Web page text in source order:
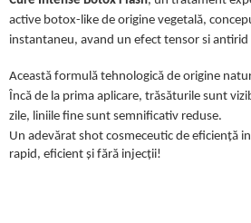
active botox-like de origine vegetală,
instantaneu, avand un efect tensor si antirid
Această formulă tehnologică de origine
Încă de la prima aplicare, trăsăturile sunt
zile, liniile fine sunt semnificativ reduse.
Un adevărat shot cosmeceutic de eficiență
rapid, eficient și fără injecții!